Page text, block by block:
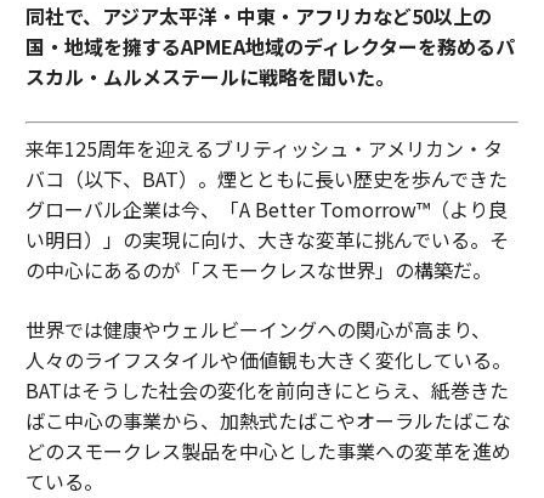
同社で、アジア太平洋・中東・アフリカなど50以上の
国・地域を擁するAPMEA地域のディレクターを務めるパ
スカル・ムルメステールに戦略を聞いた。
来年125周年を迎えるブリティッシュ・アメリカン・タ
バコ（以下、BAT）。煙とともに長い歴史を歩んできた
グローバル企業は今、「A Better Tomorrow™（より良
い明日）」の実現に向け、大きな変革に挑んでいる。そ
の中心にあるのが「スモークレスな世界」の構築だ。
世界では健康やウェルビーイングへの関心が高まり、
人々のライフスタイルや価値観も大きく変化している。
BATはそうした社会の変化を前向きにとらえ、紙巻きた
ばこ中心の事業から、加熱式たばこやオーラルたばこな
どのスモークレス製品を中心とした事業への変革を進め
ている。